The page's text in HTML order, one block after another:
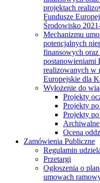
projektach
Fundusze
Środowisko
Mechanizmu
potencjalnych
finansowych oraz
postanowieniami
realizowanych w
Europejskie dla
Wyłożenie do
Projekty
Projekty
Projekty
Archiwalne
Ocena
Zamówienia Publiczne
Regulamin
Przetargi
Ogłoszenia o
umowach